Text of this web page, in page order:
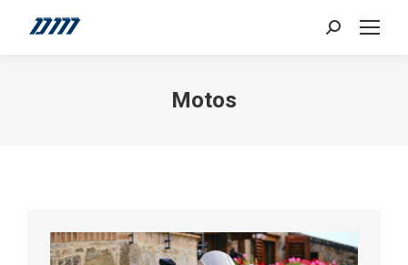
Search:
Motos